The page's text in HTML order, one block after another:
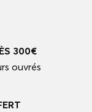
300€
ouvrés